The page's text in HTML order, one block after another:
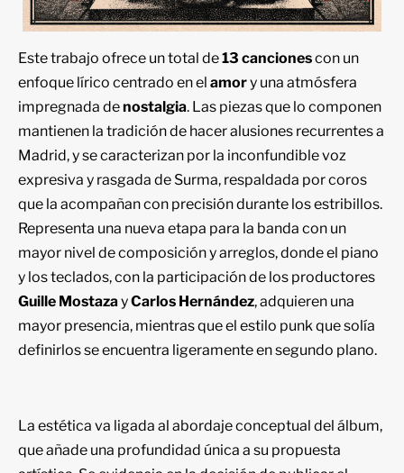
Este trabajo ofrece un total de13 cancionescon un
enfoque lírico centrado en el amory una atmósfera
impregnada denostalgia. Las piezas que lo componen
mantienen la tradición de hacer alusiones recurrentes a
Madrid, y se caracterizan por la inconfundible voz
expresiva y rasgada de Surma, respaldada por coros
que la acompañan con precisión durante los estribillos.
Representa una nueva etapa para la banda con un
mayor nivel de composición y arreglos, donde el piano
y los teclados, con la participación de los productores
Guille MostazayCarlos Hernández, adquieren una
mayor presencia, mientras que el estilo punk que solía
definirlos se encuentra ligeramente en segundo plano.
La estética va ligada al abordaje conceptual del álbum,
que añade una profundidad única a su propuesta